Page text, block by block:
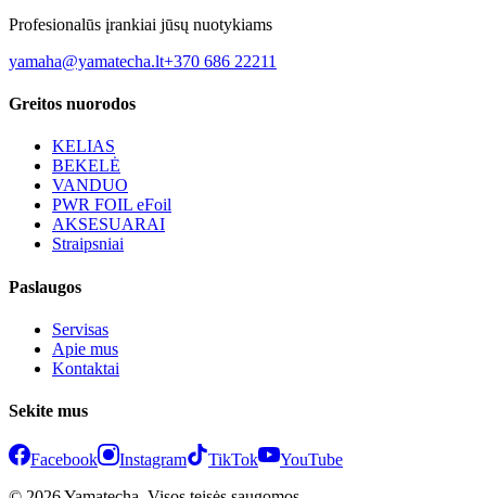
Profesionalūs įrankiai jūsų nuotykiams
yamaha@yamatecha.lt+370 686 22211
Greitos nuorodos
KELIAS
BEKELĖ
VANDUO
PWR FOIL eFoil
AKSESUARAI
Straipsniai
Paslaugos
Servisas
Apie mus
Kontaktai
Sekite mus
Facebook Instagram TikTok
YouTube